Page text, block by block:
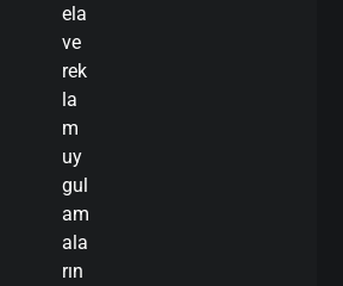
ela
ve
rek
la
m
uy
gul
am
ala
rın